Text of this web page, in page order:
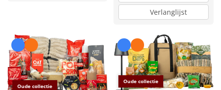
Verlanglijst
Oude collectie
Oude collectie